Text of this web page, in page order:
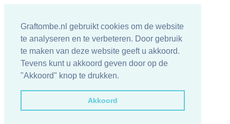
Graftombe.nl gebruikt cookies om de website
te analyseren en te verbeteren. Door gebruik
te maken van deze website geeft u akkoord.
Tevens kunt u akkoord geven door op de
"Akkoord" knop te drukken.
Akkoord